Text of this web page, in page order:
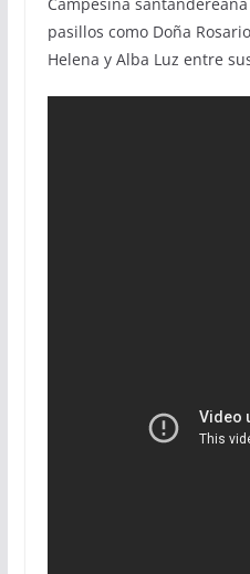
Campesina
pasillos como Doña
Helena y Alba Luz entre